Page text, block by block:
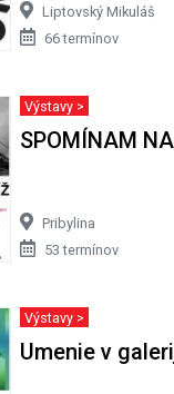
Liptovský Mikuláš
66 termínov
Výstavy >
SPOMÍNAM
Pribylina
53 termínov
Výstavy >
Umenie v